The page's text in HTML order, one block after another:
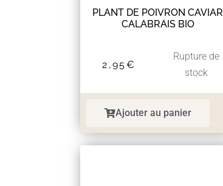
PLANT DE POIVRON CAVIAR
CALABRAIS BIO
2,95€
Rupture de
stock
Ajouter au panier